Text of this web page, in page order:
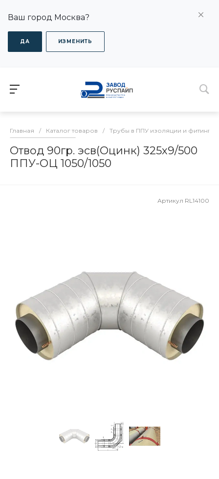
Ваш город Москва?
ДА ИЗМЕНИТЬ
Главная / Каталог товаров / Трубы в ППУ изоляции и фитинги
Отвод 90гр. эсв(Оцинк) 325х9/500
ППУ-ОЦ 1050/1050
Артикул RL14100